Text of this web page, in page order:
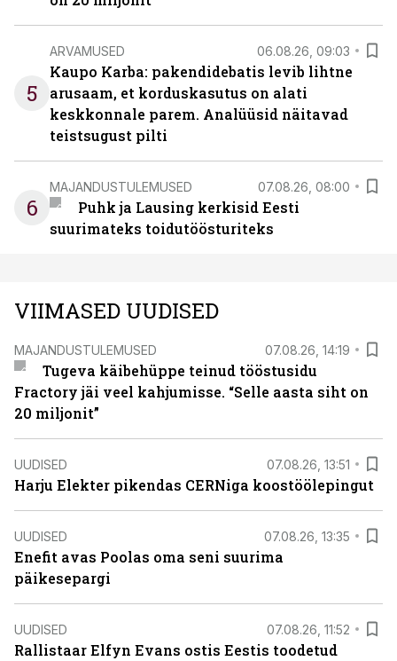
5
ARVAMUSED 06.08.26, 09:03
Kaupo Karba: pakendidebatis levib lihtne
arusaam, et korduskasutus on alati
keskkonnale parem. Analüüsid näitavad
teistsugust pilti
6
MAJANDUSTULEMUSED 07.08.26, 08:00
Puhk ja Lausing kerkisid Eesti
suurimateks toidutöösturiteks
VIIMASED UUDISED
MAJANDUSTULEMUSED 07.08.26, 14:19
Tugeva käibehüppe teinud tööstusidu
Fractory jäi veel kahjumisse. “Selle aasta siht on
20 miljonit”
UUDISED 07.08.26, 13:51
Harju Elekter pikendas CERNiga koostöölepingut
UUDISED 07.08.26, 13:35
Enefit avas Poolas oma seni suurima
päikesepargi
UUDISED 07.08.26, 11:52
Rallistaar Elfyn Evans ostis Eestis toodetud